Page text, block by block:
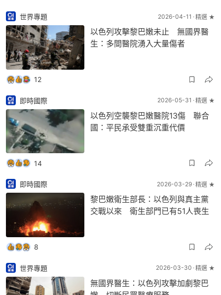
世界專題 2026-04-11 精選 ★
以色列攻擊黎巴嫩未止 無國界醫
生：多間醫院湧入大量傷者
12
即時國際 2026-05-31 精選 ★
以色列空襲黎巴嫩醫院13傷 聯合
國：平民承受雙重沉重代價
14
即時國際 2026-03-29 精選 ★
黎巴嫩衛生部長：以色列與真主黨
交戰以來 衛生部門已有51人喪生
8
世界專題 2026-03-30 精選 ★
無國界醫生：以色列攻擊加劇黎巴